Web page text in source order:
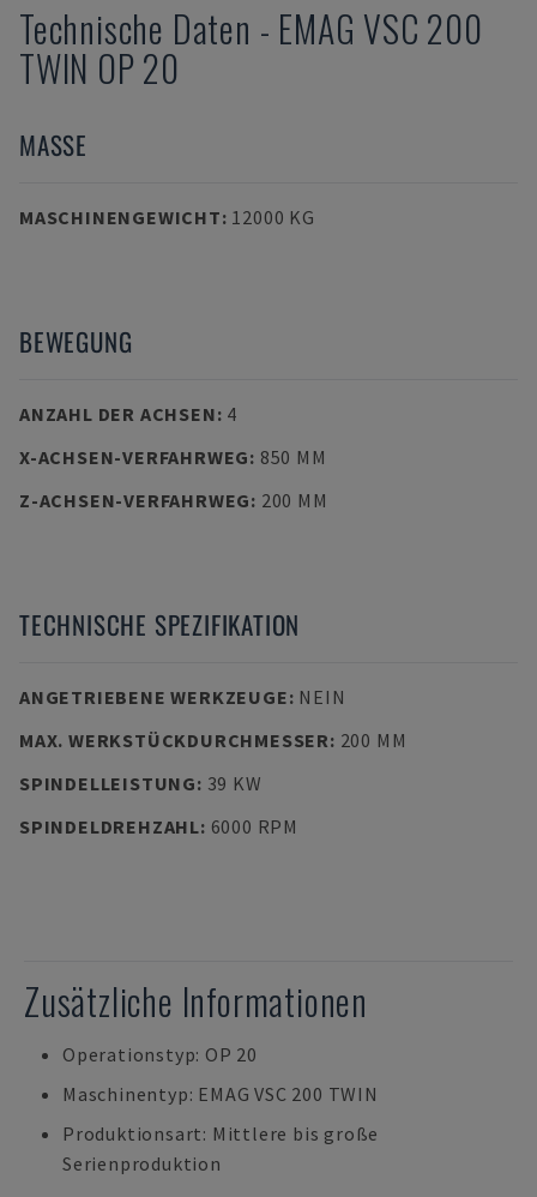
Technische Daten - EMAG VSC 200
TWIN OP 20
MASSE
MASCHINENGEWICHT: 12000 KG
BEWEGUNG
ANZAHL DER ACHSEN: 4
X-ACHSEN-VERFAHRWEG: 850 MM
Z-ACHSEN-VERFAHRWEG: 200 MM
TECHNISCHE SPEZIFIKATION
ANGETRIEBENE WERKZEUGE: NEIN
MAX. WERKSTÜCKDURCHMESSER: 200 MM
SPINDELLEISTUNG: 39 KW
SPINDELDREHZAHL: 6000 RPM
Zusätzliche Informationen
Operationstyp: OP 20
Maschinentyp: EMAG VSC 200 TWIN
Produktionsart: Mittlere bis große
Serienproduktion